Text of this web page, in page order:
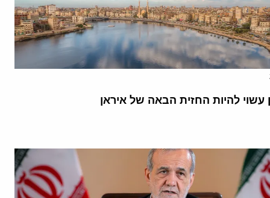
עשוי להיות החזית הבאה של איראן